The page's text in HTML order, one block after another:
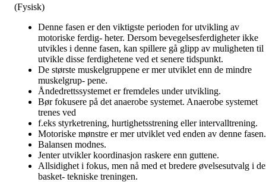
(Fysisk)
Denne fasen er den viktigste perioden for utvikling av
motoriske ferdig- heter. Dersom bevegelsesferdigheter ikke
utvikles i denne fasen, kan spillere gå glipp av muligheten til
utvikle disse ferdighetene ved et senere tidspunkt.
De største muskelgruppene er mer utviklet enn de mindre
muskelgrup- pene.
Åndedrettssystemet er fremdeles under utvikling.
Bør fokusere på det anaerobe systemet. Anaerobe systemet
trenes ved
f.eks styrketrening, hurtighetsstrening eller intervalltrening.
Motoriske mønstre er mer utviklet ved enden av denne fasen.
Balansen modnes.
Jenter utvikler koordinasjon raskere enn guttene.
Allsidighet i fokus, men nå med et bredere øvelsesutvalg i
basket- tekniske treningen.